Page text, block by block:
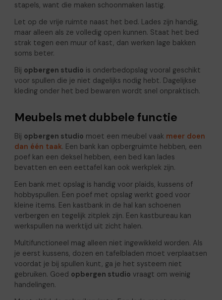
stapels, want die maken schoonmaken lastig.
Let op de vrije ruimte naast het bed. Lades zijn handig,
maar alleen als ze volledig open kunnen. Staat het bed
strak tegen een muur of kast, dan werken lage bakken
soms beter.
Bij opbergen studio is onderbedopslag vooral geschikt
voor spullen die je niet dagelijks nodig hebt. Dagelijkse
kleding onder het bed bewaren wordt snel onpraktisch.
Meubels met dubbele functie
Bij opbergen studio moet een meubel vaak meer doen
dan één taak. Een bank kan opbergruimte hebben, een
poef kan een deksel hebben, een bed kan lades
bevatten en een eettafel kan ook werkplek zijn.
Een bank met opslag is handig voor plaids, kussens of
hobbyspullen. Een poef met opslag werkt goed voor
kleine items. Een kastbank in de hal kan schoenen
verbergen en tegelijk zitplek zijn. Een kastbureau kan
werkspullen na werktijd uit zicht halen.
Multifunctioneel mag alleen niet ingewikkeld worden. Als
je eerst kussens, dozen en tafelbladen moet verplaatsen
voordat je bij spullen kunt, ga je het systeem niet
gebruiken. Goed opbergen studio vraagt om weinig
handelingen.